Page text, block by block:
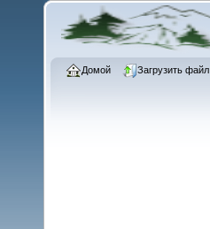
Домой Загрузить файл